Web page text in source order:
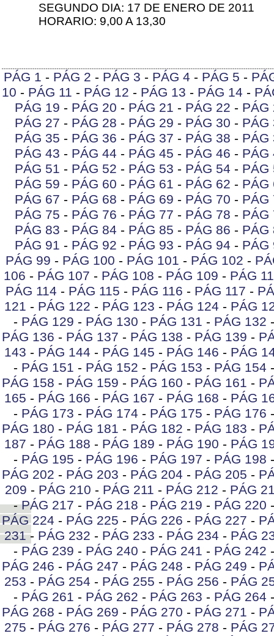
SEGUNDO DIA: 17 DE ENERO DE 2011
HORARIO: 9,00 A 13,30
PÁG 1 - PÁG 2 - PÁG 3 - PÁG 4 - PÁG 5 -
10 - PÁG 11 - PÁG 12 - PÁG 13 - PÁG 14 -
PÁG 19 - PÁG 20 - PÁG 21 - PÁG 22 - PÁG
PÁG 27 - PÁG 28 - PÁG 29 - PÁG 30 - PÁG
PÁG 35 - PÁG 36 - PÁG 37 - PÁG 38 - PÁG
PÁG 43 - PÁG 44 - PÁG 45 - PÁG 46 - PÁG
PÁG 51 - PÁG 52 - PÁG 53 - PÁG 54 - PÁG
PÁG 59 - PÁG 60 - PÁG 61 - PÁG 62 - PÁG
PÁG 67 - PÁG 68 - PÁG 69 - PÁG 70 - PÁG
PÁG 75 - PÁG 76 - PÁG 77 - PÁG 78 - PÁG
PÁG 83 - PÁG 84 - PÁG 85 - PÁG 86 - PÁG
PÁG 91 - PÁG 92 - PÁG 93 - PÁG 94 - PÁG
PÁG 99 - PÁG 100 - PÁG 101 - PÁG 102 -
106 - PÁG 107 - PÁG 108 - PÁG 109 - PÁG
PÁG 114 - PÁG 115 - PÁG 116 - PÁG 117 -
121 - PÁG 122 - PÁG 123 - PÁG 124 - PÁG
- PÁG 129 - PÁG 130 - PÁG 131 - PÁG 132
PÁG 136 - PÁG 137 - PÁG 138 - PÁG 139 -
143 - PÁG 144 - PÁG 145 - PÁG 146 - PÁG
- PÁG 151 - PÁG 152 - PÁG 153 - PÁG 154
PÁG 158 - PÁG 159 - PÁG 160 - PÁG 161 -
165 - PÁG 166 - PÁG 167 - PÁG 168 - PÁG
- PÁG 173 - PÁG 174 - PÁG 175 - PÁG 176
PÁG 180 - PÁG 181 - PÁG 182 - PÁG 183 -
187 - PÁG 188 - PÁG 189 - PÁG 190 - PÁG
- PÁG 195 - PÁG 196 - PÁG 197 - PÁG 198
PÁG 202 - PÁG 203 - PÁG 204 - PÁG 205 -
209 - PÁG 210 - PÁG 211 - PÁG 212 - PÁG
-PÁG 217 - PÁG 218 - PÁG 219 - PÁG 220
PÁG 224 - PÁG 225 - PÁG 226 - PÁG 227 -
231- PÁG 232 - PÁG 233 - PÁG 234 - PÁG
- PÁG 239 - PÁG 240 - PÁG 241 - PÁG 242
PÁG 246 - PÁG 247 - PÁG 248 - PÁG 249 -
253 - PÁG 254 - PÁG 255 - PÁG 256 - PÁG
- PÁG 261 - PÁG 262 - PÁG 263 - PÁG 264
PÁG 268 - PÁG 269 - PÁG 270 - PÁG 271 -
275 - PÁG 276 - PÁG 277 - PÁG 278 - PÁG